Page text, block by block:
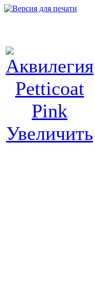
Увеличить